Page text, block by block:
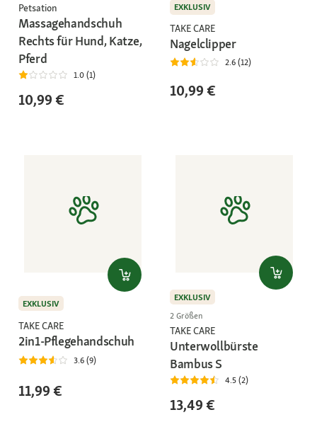
Petsation
Massagehandschuh
Rechts für Hund, Katze,
Pferd
1.0 (1)
10,99 €
EXKLUSIV
TAKE CARE
Nagelclipper
2.6 (12)
10,99 €
EXKLUSIV
TAKE CARE
2in1-Pflegehandschuh
3.6 (9)
11,99 €
EXKLUSIV
2 Größen
TAKE CARE
Unterwollbürste
Bambus S
4.5 (2)
13,49 €